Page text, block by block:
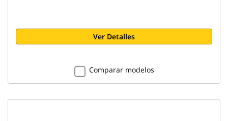
Ver Detalles
Comparar modelos